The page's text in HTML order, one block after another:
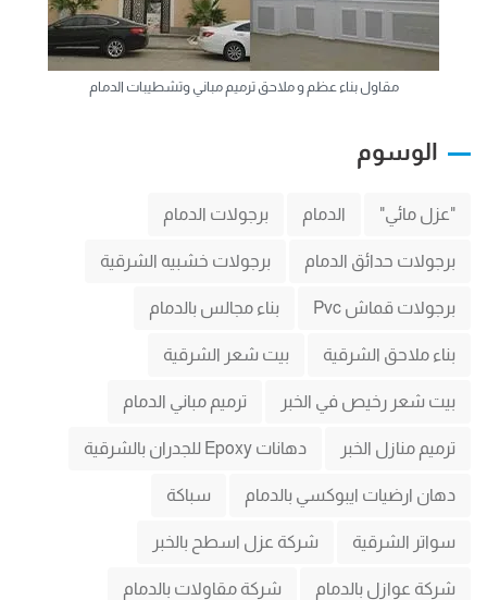
مقاول بناء عظم و ملاحق ترميم مباني وتشطيبات الدمام
الوسوم
"عزل مائي" الدمام برجولات الدمام
برجولات حدائق الدمام برجولات خشبيه الشرقية
برجولات قماش Pvc بناء مجالس بالدمام
بناء ملاحق الشرقية بيت شعر الشرقية
بيت شعر رخيص في الخبر ترميم مباني الدمام
ترميم منازل الخبر دهانات Epoxy للجدران بالشرقية
دهان ارضيات ايبوكسي بالدمام سباكة
سواتر الشرقية شركة عزل اسطح بالخبر
شركة عوازل بالدمام شركة مقاولات بالدمام